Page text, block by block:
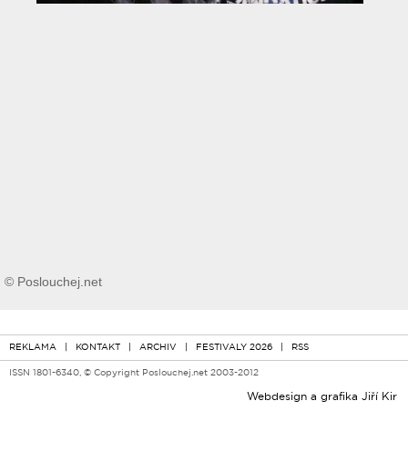
© Poslouchej.net
REKLAMA | KONTAKT | ARCHIV | FESTIVALY 2026 | RSS
ISSN 1801-6340, © Copyright Poslouchej.net 2003-2012
Webdesign a grafika Jiří Kir